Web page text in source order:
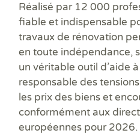
Réalisé par 12 000
fiable et indispensable
travaux de rénovation
en toute indépendance,
un véritable outil d’aide
responsable des
les prix des biens et
conformément aux
européennes pour 2026.